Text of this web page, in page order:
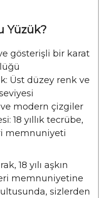
Yüzük?
gösterişli bir karat
Üst düzey renk ve
modern çizgiler
18 yıllık tecrübe,
memnuniyeti
18 yılı aşkın
memnuniyetine
sizlerden